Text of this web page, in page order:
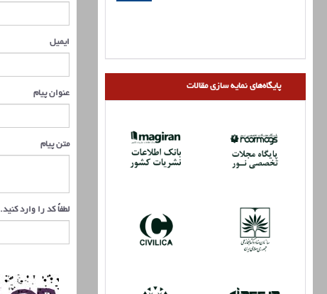
پایگاه‌های نمایه سازی مقالات
ایمیل
عنوان پیام
متن پیام
لطفاً کد را وارد کنید.